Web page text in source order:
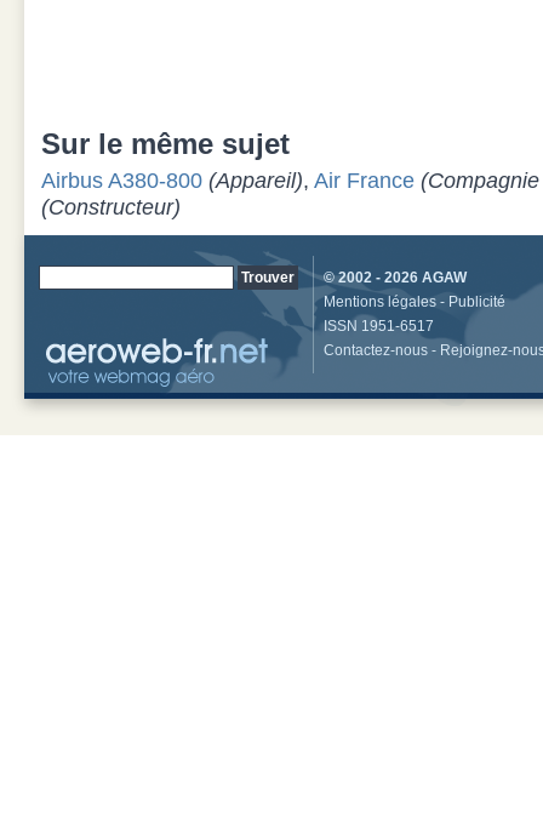
Sur le même sujet
Airbus A380-800 (Appareil), Air France
(Constructeur)
© 2002 - 2026 AGAW
Mentions légales - Publicité
ISSN 1951-6517
Contactez-nous - Rejoignez-